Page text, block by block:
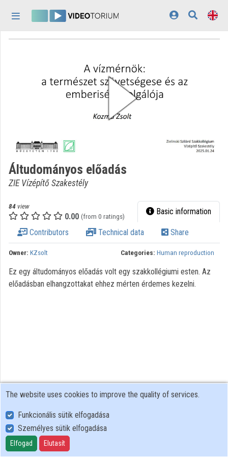
Discovery
Organizations
Contributors
Áltudományos előadás
ZIE Vízépítő Szakestély
84 view
0.00 (from 0 ratings) Basic information
Contributors Technical data Share
Owner: KZsolt Categories: Human reproduction
Ez egy áltudományos előadás volt egy szakkollégiumi esten. Az
előadásban elhangzottakat ehhez mérten érdemes kezelni.
User Policy
Adatkezelési tájékoztató (en)
Cookie Policy
The website uses cookies to improve the quality of services.
Funkcionális sütik elfogadása
Személyes sütik elfogadása
Elfogad Elutasít